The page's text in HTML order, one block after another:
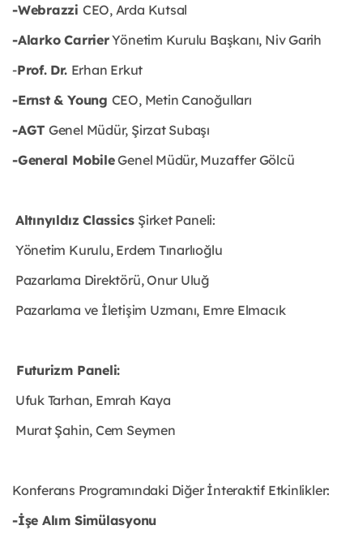
-Webrazzi CEO, Arda Kutsal
-Alarko CarrierYönetim Kurulu Başkanı, Niv Garih
-Prof. Dr. Erhan Erkut
-Ernst & Young CEO, Metin Canoğulları
-AGT Genel Müdür, Şirzat Subaşı
-General MobileGenel Müdür, Muzaffer Gölcü
Altınyıldız Classics Şirket Paneli:
Yönetim Kurulu, Erdem Tınarlıoğlu
Pazarlama Direktörü, Onur Uluğ
Pazarlama ve İletişim Uzmanı, Emre Elmacık
Futurizm Paneli:
Ufuk Tarhan, Emrah Kaya
Murat Şahin, Cem Seymen
Konferans Programındaki Diğer İnteraktif Etkinlikler:
-İşe Alım Simülasyonu